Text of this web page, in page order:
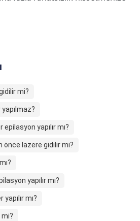
mi?
yapılır mı?
önce lazere gidilir mi?
yapılır mı?
mı?
mi?